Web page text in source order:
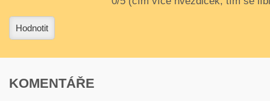
Hodnotit
KOMENTÁŘE